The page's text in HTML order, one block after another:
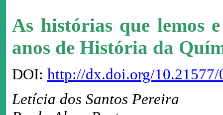
As histórias que lemos
anos de História da
DOI: http://dx.doi.org/
Letícia dos Santos Pereira